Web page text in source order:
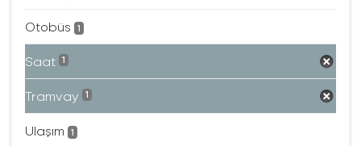
Otobüs 1
Saat 1
Tramvay 1
Ulaşım 1